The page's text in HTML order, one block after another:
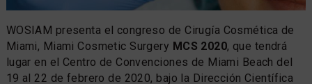
WOSIAM presenta el congreso de Cirugía Cosmética de
Miami, Miami Cosmetic Surgery MCS 2020, que tendrá
lugar en el Centro de Convenciones de Miami Beach del
19 al 22 de febrero de 2020, bajo la Dirección Científica